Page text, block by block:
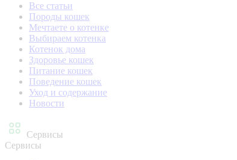
Все статьи
Породы кошек
Мечтаете о котенке
Выбираем котенка
Котенок дома
Здоровье кошек
Питание кошек
Поведение кошек
Уход и содержание
Новости
Сервисы
Сервисы